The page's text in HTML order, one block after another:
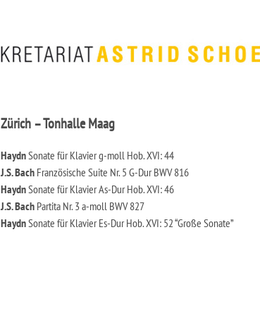
Zürich – Tonhalle Maag
HaydnSonate für Klavier g-moll Hob. XVI: 44
J.S. Bach Französische Suite Nr. 5 G-Dur BWV 816
HaydnSonate für Klavier As-Dur Hob. XVI: 46
J.S. Bach Partita Nr. 3 a-moll BWV 827
HaydnSonate für Klavier Es-Dur Hob. XVI: 52 “Große Sonate”